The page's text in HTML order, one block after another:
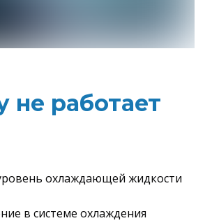
не работает
охлаждающей жидкости
в системе охлаждения